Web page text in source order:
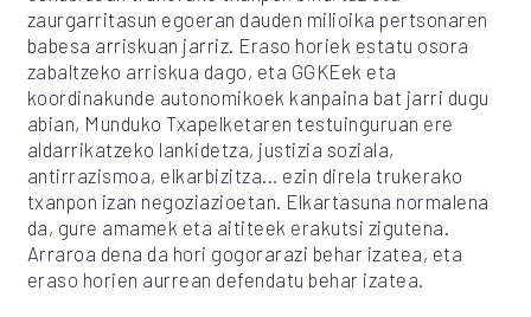
zaurgarritasun egoeran dauden milioika pertsonaren
babesa arriskuan jarriz. Eraso horiek estatu osora
zabaltzeko arriskua dago, eta GGKEek eta
koordinakunde autonomikoek kanpaina bat jarri dugu
abian, Munduko Txapelketaren testuinguruan ere
aldarrikatzeko lankidetza, justizia soziala,
antirrazismoa, elkarbizitza... ezin direla trukerako
txanpon izan negoziazioetan. Elkartasuna normalena
da, gure amamek eta aititeek erakutsi zigutena.
Arraroa dena da hori gogorarazi behar izatea, eta
eraso horien aurrean defendatu behar izatea.